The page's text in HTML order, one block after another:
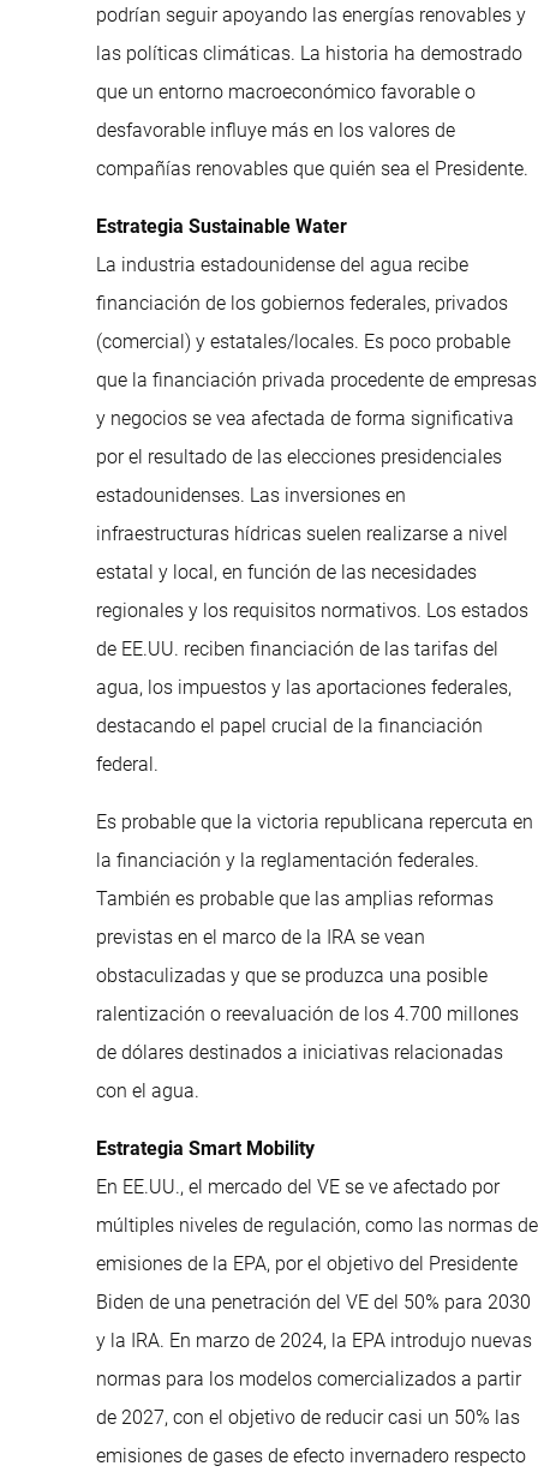
podrían seguir apoyando las energías renovables y
las políticas climáticas. La historia ha demostrado
que un entorno macroeconómico favorable o
desfavorable influye más en los valores de
compañías renovables que quién sea el Presidente.
Estrategia Sustainable Water
La industria estadounidense del agua recibe
financiación de los gobiernos federales, privados
(comercial) y estatales/locales. Es poco probable
que la financiación privada procedente de empresas
y negocios se vea afectada de forma significativa
por el resultado de las elecciones presidenciales
estadounidenses. Las inversiones en
infraestructuras hídricas suelen realizarse a nivel
estatal y local, en función de las necesidades
regionales y los requisitos normativos. Los estados
de EE.UU. reciben financiación de las tarifas del
agua, los impuestos y las aportaciones federales,
destacando el papel crucial de la financiación
federal.
Es probable que la victoria republicana repercuta en
la financiación y la reglamentación federales.
También es probable que las amplias reformas
previstas en el marco de la IRA se vean
obstaculizadas y que se produzca una posible
ralentización o reevaluación de los 4.700 millones
de dólares destinados a iniciativas relacionadas
con el agua.
Estrategia Smart Mobility
En EE.UU., el mercado del VE se ve afectado por
múltiples niveles de regulación, como las normas de
emisiones de la EPA, por el objetivo del Presidente
Biden de una penetración del VE del 50% para 2030
y la IRA. En marzo de 2024, la EPA introdujo nuevas
normas para los modelos comercializados a partir
de 2027, con el objetivo de reducir casi un 50% las
emisiones de gases de efecto invernadero respecto